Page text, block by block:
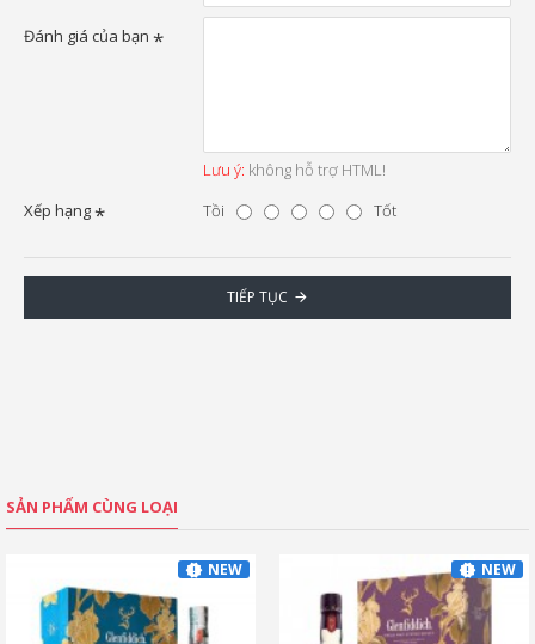
Đánh giá của bạn
Lưu ý: không hỗ trợ HTML!
Xếp hạng
Tồi Tốt
TIẾP TỤC
SẢN PHẨM CÙNG LOẠI
NEW NEW